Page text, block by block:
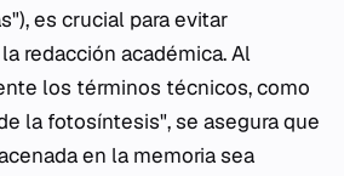
es crucial para evitar
redacción académica. Al
los términos técnicos, como
la fotosíntesis", se asegura que
en la memoria sea